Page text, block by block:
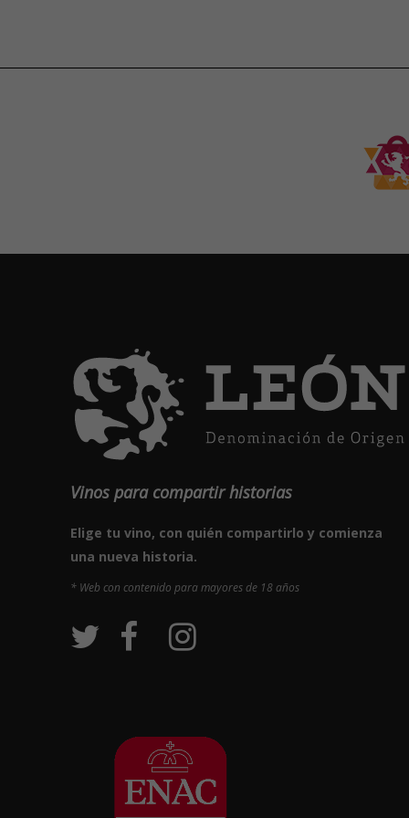
Vinos para compartir historias
Elige tu vino, con quién compartirlo y comienza
una nueva historia.
* Web con contenido para mayores de 18 años